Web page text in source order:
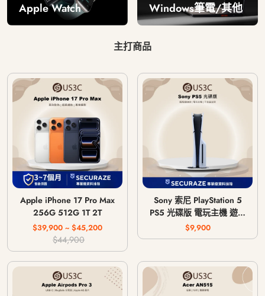
Apple Watch Windows筆電/其他
主打商品
Apple iPhone 17 Pro Max
256G 512G 1T 2T
$39,900 ~ $45,200
$44,900
Sony 索尼 PlayStation 5
PS5 光碟版 電玩主機 遊戲
主機 CFI-1018A / CFI-
1118A / CFI-1218A
$9,900